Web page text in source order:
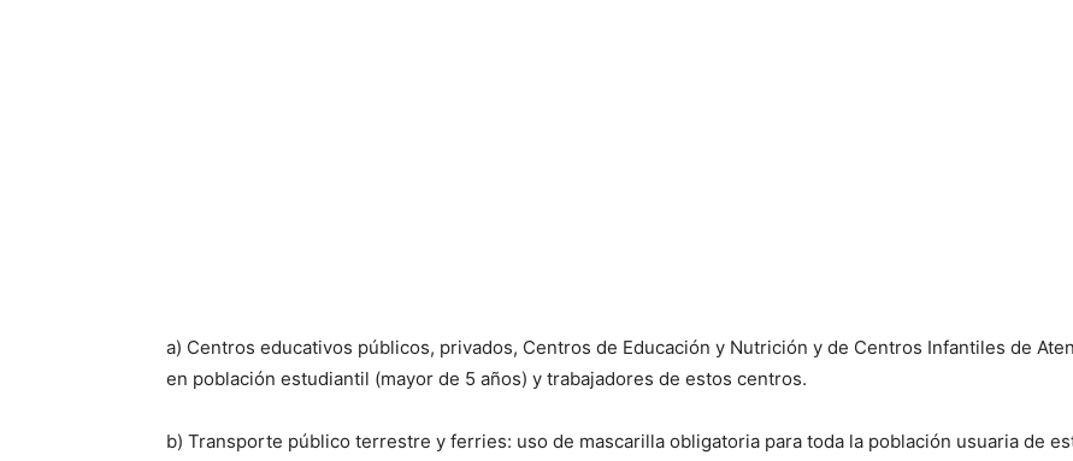
a) Centros educativos públicos, privados, Centros de Educación y Nutrición y de Centros Infantiles de
en población estudiantil (mayor de 5 años) y trabajadores de estos centros.
b) Transporte público terrestre y ferries: uso de mascarilla obligatoria para toda la población usuaria de